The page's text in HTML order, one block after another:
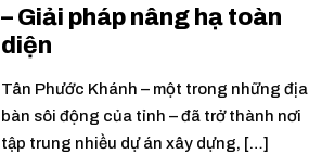
– Giải pháp nâng hạ toàn
diện
Tân Phước Khánh – một trong những địa
bàn sôi động của tỉnh – đã trở thành nơi
tập trung nhiều dự án xây dựng, […]